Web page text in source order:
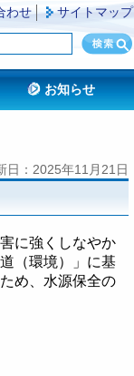
わせ サイトマップ
お知らせ
日：2025年11月21日
に強くしなやか
（環境）」に基
め、水源保全の